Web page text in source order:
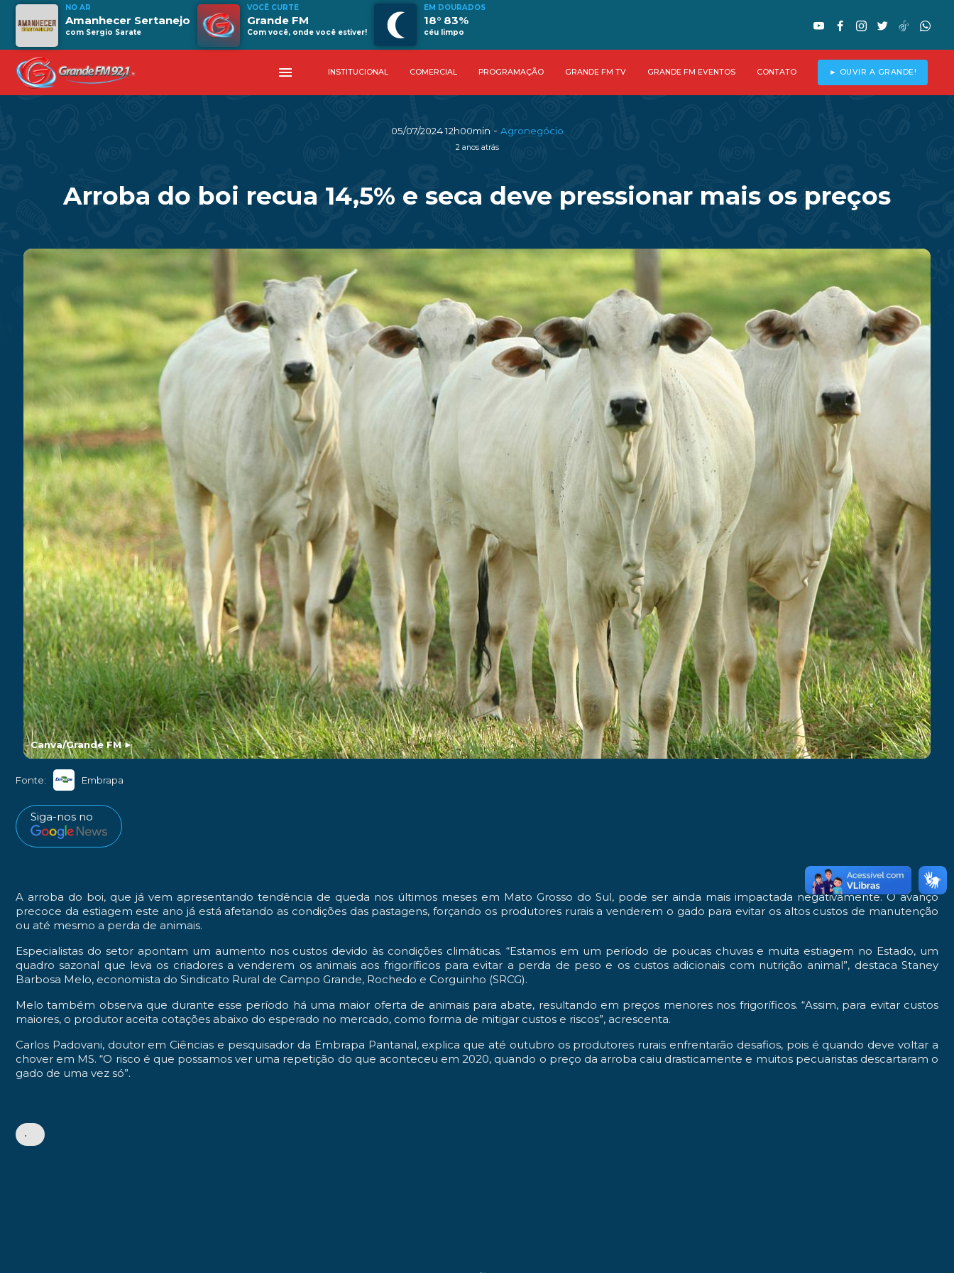
NO AR
Amanhecer Sertanejo
com Sergio Sarate
VOCÊ CURTE
Grande FM
Com você, onde você estiver!
EM DOURADOS
18° 83%
céu limpo
menu INSTITUCIONAL COMERCIAL PROGRAMAÇÃO GRANDE FM TV GRANDE FM EVENTOS CONTATO ► OUVIR A GRANDE!
05/07/2024 12h00min - Agronegócio
2 anos atrás
Arroba do boi recua 14,5% e seca deve pressionar mais os preços
Canva/Grande FM►
Fonte: Embrapa
Siga-nos no
A arroba do boi, que já vem apresentando tendência de queda nos últimos meses em Mato Grosso do Sul, pode ser ainda mais impactada negativamente. O avanço
precoce da estiagem este ano já está afetando as condições das pastagens, forçando os produtores rurais a venderem o gado para evitar os altos custos de manutenção
ou até mesmo a perda de animais.
Especialistas do setor apontam um aumento nos custos devido às condições climáticas. “Estamos em um período de poucas chuvas e muita estiagem no Estado, um
quadro sazonal que leva os criadores a venderem os animais aos frigoríficos para evitar a perda de peso e os custos adicionais com nutrição animal”, destaca Staney
Barbosa Melo, economista do Sindicato Rural de Campo Grande, Rochedo e Corguinho (SRCG).
Melo também observa que durante esse período há uma maior oferta de animais para abate, resultando em preços menores nos frigoríficos. “Assim, para evitar custos
maiores, o produtor aceita cotações abaixo do esperado no mercado, como forma de mitigar custos e riscos”, acrescenta.
Carlos Padovani, doutor em Ciências e pesquisador da Embrapa Pantanal, explica que até outubro os produtores rurais enfrentarão desafios, pois é quando deve voltar a
chover em MS. “O risco é que possamos ver uma repetição do que aconteceu em 2020, quando o preço da arroba caiu drasticamente e muitos pecuaristas descartaram o
gado de uma vez só”.
•